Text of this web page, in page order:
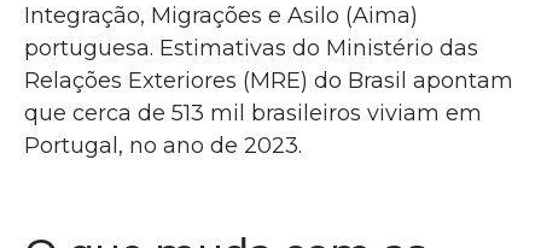
Integração, Migrações e Asilo (Aima)
portuguesa. Estimativas do Ministério das
Relações Exteriores (MRE) do Brasil apontam
que cerca de 513 mil brasileiros viviam em
Portugal, no ano de 2023.